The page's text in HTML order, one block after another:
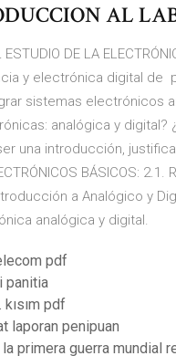
AL
ESTUDIO DE LA
y electrónica digital de
sistemas electrónicos
analógica y digital?
una introducción,
BÁSICOS:
a Analógico y
analógica y digital.
pdf
panitia
kısım pdf
laporan penipuan
primera guerra mundial